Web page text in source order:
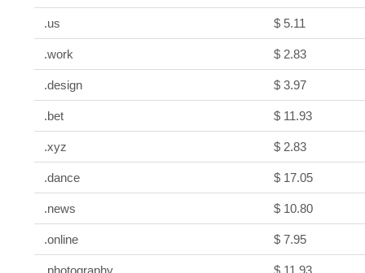
.us $ 5.11
.work $ 2.83
.design $ 3.97
.bet $ 11.93
.xyz $ 2.83
.dance $ 17.05
.news $ 10.80
.online $ 7.95
.photography $ 11.93